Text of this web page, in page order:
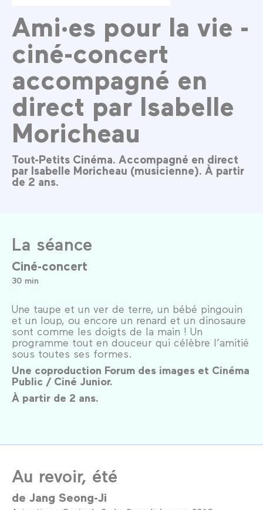
Ami·es pour la vie -
ciné-concert
accompagné en
direct par Isabelle
Moricheau
Tout-Petits Cinéma. Accompagné en direct
par Isabelle Moricheau (musicienne). À partir
de 2 ans.
La séance
Ciné-concert
30 min
Une taupe et un ver de terre, un bébé pingouin
et un loup, ou encore un renard et un dinosaure
sont comme les doigts de la main ! Un
programme tout en douceur qui célèbre l’amitié
sous toutes ses formes.
Une coproduction Forum des images et Cinéma
Public / Ciné Junior.
À partir de 2 ans.
Au revoir, été
de Jang Seong-Ji